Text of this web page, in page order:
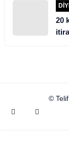
20
© Telif